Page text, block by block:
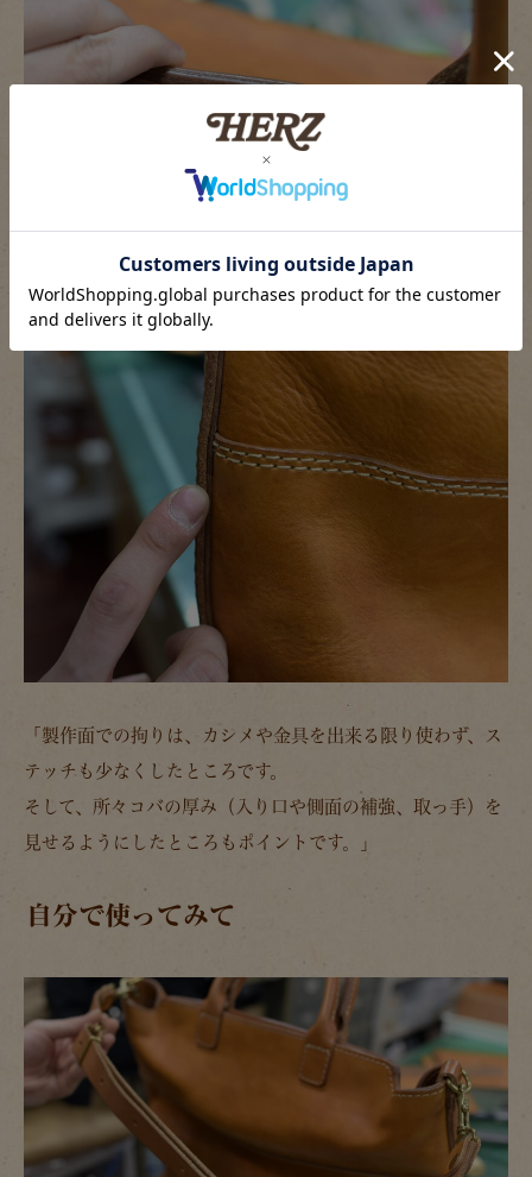
「製作面での拘りは、カシメや金具を出来る限り使わず、ス
テッチも少なくしたところです。
そして、所々コバの厚み（入り口や側面の補強、取っ手）を
見せるようにしたところもポイントです。」
自分で使ってみて